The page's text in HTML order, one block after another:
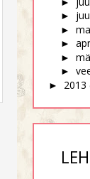
►
►
►
►
►
► 2013